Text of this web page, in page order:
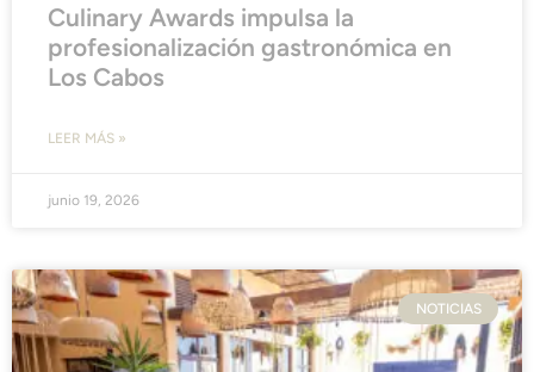
Culinary Awards impulsa la
profesionalización gastronómica en
Los Cabos
LEER MÁS »
junio 19, 2026
NOTICIAS